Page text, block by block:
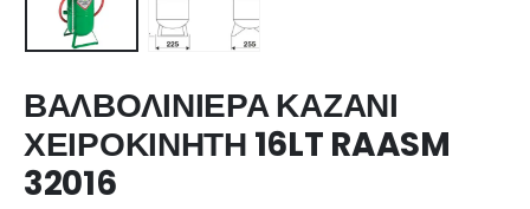
ΒΑΛΒΟΛΙΝΙΕΡΑ ΚΑΖΑΝΙ
ΧΕΙΡΟΚΙΝΗΤΗ 16LT RAASM
32016